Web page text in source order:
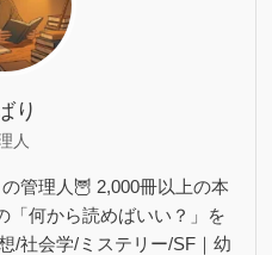
り
人
管理人🦉 2,000冊以上の本
「何から読めばいい？」を
/社会学/ミステリー/SF｜幼